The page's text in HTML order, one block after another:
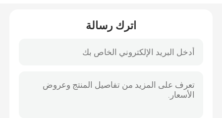
اترك رسالة